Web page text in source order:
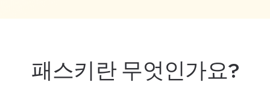
패스키란 무엇인가요?